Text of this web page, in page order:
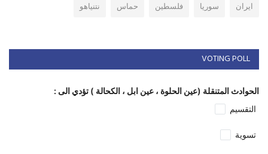
ايران
سوريا فلسطين حماس نتنياهو
VOTING POLL
الحوادث المتنقلة (عين الحلوة ، عين ابل ، الكحالة ) تؤدي الى :
التقسيم
تسوية